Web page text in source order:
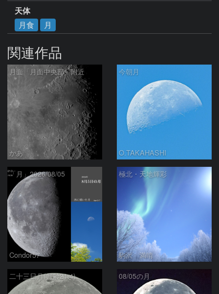
天体
月食
月
関連作品
月面「月面中央部」附近
かあ
今朝月
O.TAKAHASHI
「月」2026/08/05
Condor57
極北・天地輝彩
駒沢 満晴
二十三日月(月齢21.4) 08/05の月